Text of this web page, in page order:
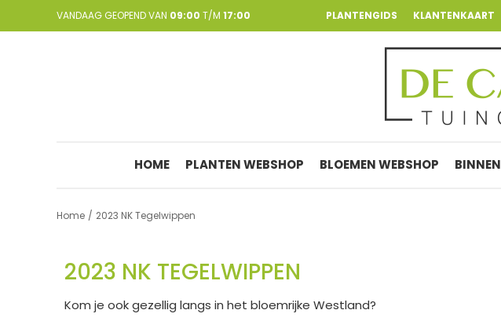
Home 2023 NK Tegelwippen
VANDAAG GEOPEND VAN 09:00 T/M 17:00 PLANTENGIDS KLANTENKAART
HOME PLANTEN WEBSHOP BLOEMEN WEBSHOP BINNEN
2023 NK TEGELWIPPEN
Kom je ook gezellig langs in het bloemrijke Westland?